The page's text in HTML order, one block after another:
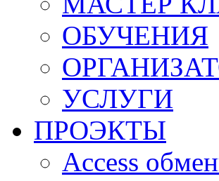
ОБУЧЕНИЯ
УСЛУГИ
ПРОЭКТЫ
Access